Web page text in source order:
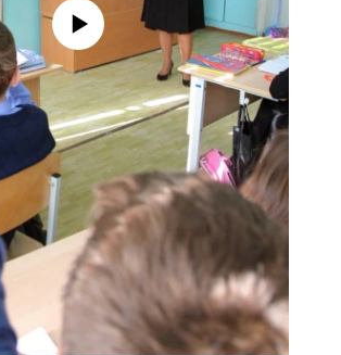
source currently available